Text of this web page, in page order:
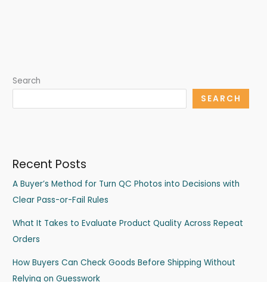
Search
SEARCH
Recent Posts
A Buyer’s Method for Turn QC Photos into Decisions with
Clear Pass-or-Fail Rules
What It Takes to Evaluate Product Quality Across Repeat
Orders
How Buyers Can Check Goods Before Shipping Without
Relying on Guesswork